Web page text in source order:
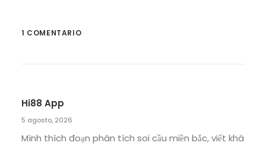
1 COMENTARIO
Hi88 App
5 agosto, 2026
Mình thích đoạn phân tích soi cầu miền bắc, viết khá